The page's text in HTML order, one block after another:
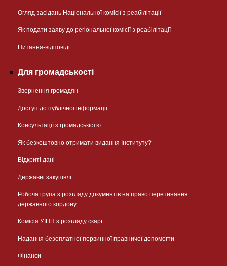
Огляд засідань Національної комісії з реабілітації
Як подати заяву до регіональної комісії з реабілітації
Питання-відповіді
Для громадськості
Звернення громадян
Доступ до публічної інформації
Консультації з громадськістю
Як безкоштовно отримати видання Інституту?
Відкриті дані
Державні закупівлі
Робоча група з розгляду документів на право перетинання
державного кордону
Комісія УІНП з розгляду скарг
Надання безоплатної первинної правничої допомогти
Фінанси